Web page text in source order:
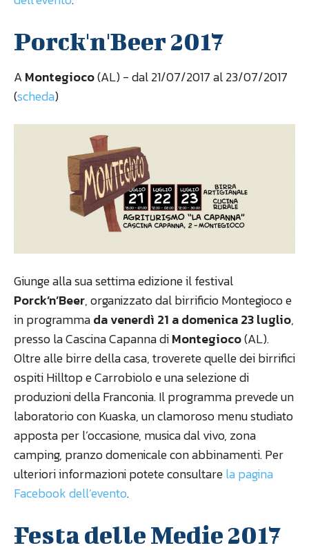
Porck'n'Beer 2017
AMontegioco(AL) - dal 21/07/2017 al 23/07/2017
(scheda)
Giunge alla sua settima edizione il festival
Porck’n’Beer, organizzato dal birrificio Montegioco e
in programmada venerdì 21 a domenica 23 luglio,
presso la Cascina Capanna diMontegioco(AL).
Oltre alle birre della casa, troverete quelle dei birrifici
ospiti Hilltop e Carrobiolo e una selezione di
produzioni della Franconia. Il programma prevede un
laboratorio con Kuaska, un clamoroso menu studiato
apposta per l’occasione, musica dal vivo, zona
camping, pranzo domenicale con abbinamenti. Per
ulteriori informazioni potete consultarela pagina
Facebook dell’evento.
Festa delle Medie 2017